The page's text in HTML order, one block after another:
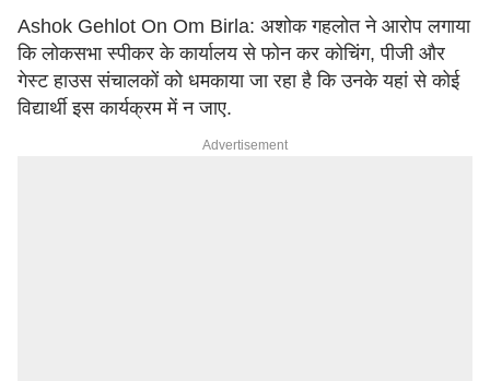
Ashok Gehlot On Om Birla: अशोक गहलोत ने आरोप लगाया
कि लोकसभा स्पीकर के कार्यालय से फोन कर कोचिंग, पीजी और
गेस्ट हाउस संचालकों को धमकाया जा रहा है कि उनके यहां से कोई
विद्यार्थी इस कार्यक्रम में न जाए.
Advertisement